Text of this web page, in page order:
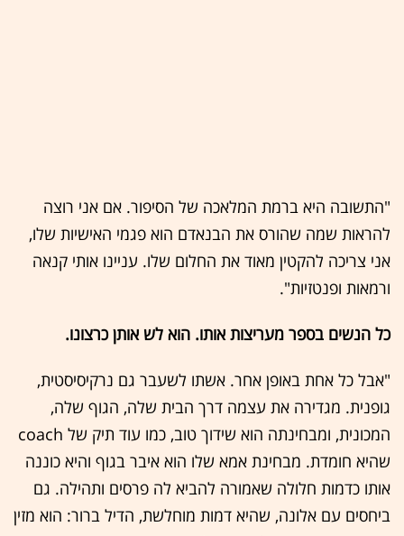
"התשובה היא ברמת המלאכה של הסיפור. אם אני רוצה
להראות שמה שהורס את הבנאדם הוא פגמי האישיות שלו,
אני צריכה להקטין מאוד את החלום שלו. עניינו אותי קנאה
ורמאות ופנטזיות".
כל הנשים בספר מעריצות אותו. הוא לש אותן כרצונו.
"אבל כל אחת באופן אחר. אשתו לשעבר גם נרקיסיסטית,
גופנית. מגדירה את עצמה דרך הבית שלה, הגוף שלה,
המכונית, ומבחינתה הוא שידוך טוב, כמו עוד תיק של coach
שהיא חומדת. מבחינת אמא שלו הוא איבר בגוף והיא כוננה
אותו כדמות חלולה שאמורה להביא לה פרסים ותהילה. גם
ביחסים עם אלונה, שהיא דמות מוחלשת, הדיל ברור: הוא מזין